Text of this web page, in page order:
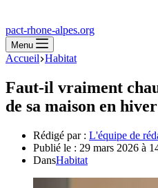
pact-rhone-alpes.org
Menu
Accueil Habitat
Faut-il vraiment
de sa maison en
Rédigé par : L'équipe de
Publié le : 29 mars 2026 à
DansHabitat